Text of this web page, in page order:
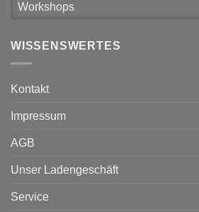
Workshops
WISSENSWERTES
Kontakt
Impressum
AGB
Unser Ladengeschäft
Service